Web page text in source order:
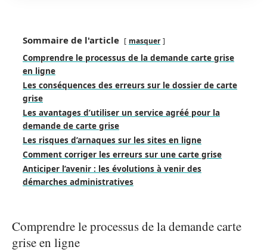
Sommaire de l'article masquer
Comprendre le processus de la demande carte grise
en ligne
Les conséquences des erreurs sur le dossier de carte
grise
Les avantages d’utiliser un service agréé pour la
demande de carte grise
Les risques d’arnaques sur les sites en ligne
Comment corriger les erreurs sur une carte grise
Anticiper l’avenir : les évolutions à venir des
démarches administratives
Comprendre le processus de la demande carte
grise en ligne